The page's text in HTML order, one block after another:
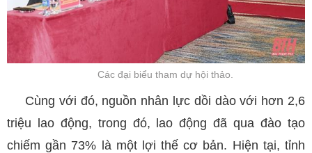
Các đại biểu tham dự hội thảo.
Cùng với đó, nguồn nhân lực dồi dào với hơn 2,6
triệu lao động, trong đó, lao động đã qua đào tạo
chiếm gần 73% là một lợi thế cơ bản. Hiện tại, tỉnh